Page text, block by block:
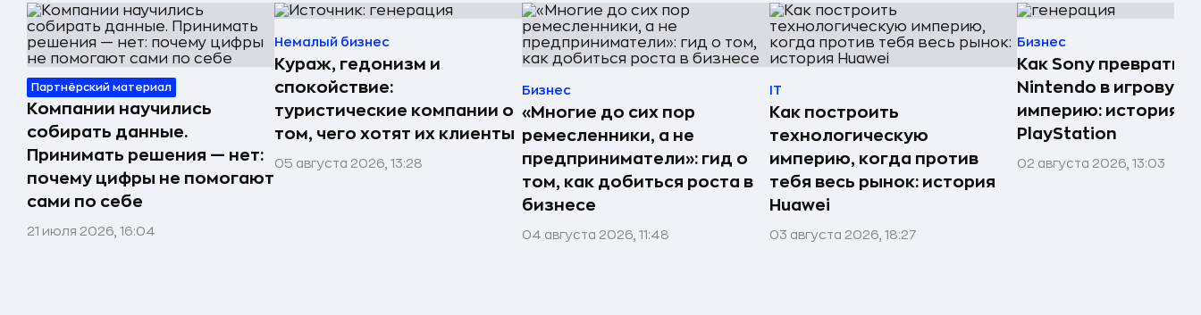
Партнёрский материал
Компании научились
собирать данные.
Принимать решения — нет:
почему цифры не помогают
сами по себе
21 июля 2026, 16:04
Немалый бизнес
Кураж, гедонизм и
спокойствие:
туристические компании о
том, чего хотят их клиенты
05 августа 2026, 13:28
Бизнес
«Многие до сих пор
ремесленники, а не
предприниматели»: гид о
том, как добиться роста в
бизнесе
04 августа 2026, 11:48
IT
Как построить
технологическую
империю, когда против
тебя весь рынок: история
Huawei
03 августа 2026, 18:27
Бизнес
Как Sony
Nintendo в игровую
империю: история
PlayStation
02 августа 2026, 13:03